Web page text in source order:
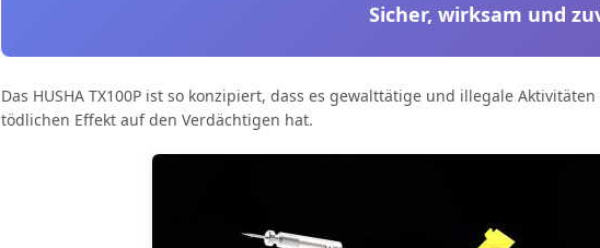
Sicher, wirksam und
Das HUSHA TX100P ist so konzipiert, dass es gewalttätige und illegale
tödlichen Effekt auf den Verdächtigen hat.